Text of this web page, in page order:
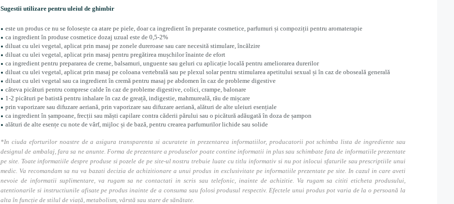
Sugestii utilizare pentru uleiul de ghimbir
este un produs ce nu se folosește ca atare pe piele, doar ca ingredient în preparate cosmetice, parfumuri și compoziții pentru aromaterapie
ca ingredient în produse cosmetice dozaj uzual este de 0,5-2%
diluat cu ulei vegetal, aplicat prin masaj pe zonele dureroase sau care necesită stimulare, încălzire
diluat cu ulei vegetal, aplicat prin masaj pentru pregătirea mușchilor înainte de efort
ca ingredient pentru prepararea de creme, balsamuri, unguente sau geluri cu aplicație locală pentru ameliorarea durerilor
diluat cu ulei vegetal, aplicat prin masaj pe coloana vertebrală sau pe plexul solar pentru stimularea apetitului sexual și în caz de oboseală generală
diluat cu ulei vegetal sau ca ingredient în cremă pentru masaj pe abdomen în caz de probleme digestive
câteva picături pentru comprese calde în caz de probleme digestive, colici, crampe, balonare
1-2 picături pe batistă pentru inhalare în caz de greață, indigestie, mahmureală, rău de mișcare
prin vaporizare sau difuzare aeriană, prin vaporizare sau difuzare aeriană, alături de alte uleiuri esențiale
ca ingredient în șampoane, frecții sau măști capilare contra căderii părului sau o picătură adăugată în doza de șampon
alături de alte esențe cu note de vârf, mijloc și de bază, pentru crearea parfumurilor lichide sau solide
*In ciuda eforturilor noastre de a asigura transparenta si acuratete in prezentarea informatiilor, producatorii pot schimba lista de ingrediente sau
designul de ambalaj, fara sa ne anunte. Forma de prezentare a produselor poate contine informatii in plus sau schimbate fata de informatiile prezentate
pe site. Toate informatiile despre produse si pozele de pe site-ul nostru trebuie luate cu titlu informativ si nu pot inlocui sfaturile sau prescriptiile unui
medic. Va recomandam sa nu va bazati decizia de achizitionare a unui produs in exclusivitate pe informatiile prezentate pe site. In cazul in care aveti
nevoie de informatii suplimentare, va rugam sa ne contactati in scris sau telefonic, inainte de achizitie. Va rugam sa cititi eticheta produsului,
atentionarile si instructiunile afisate pe produs inainte de a consuma sau folosi produsul respectiv. Efectele unui produs pot varia de la o persoană la
alta în funcție de stilul de viață, metabolism, vârstă sau stare de sănătate.